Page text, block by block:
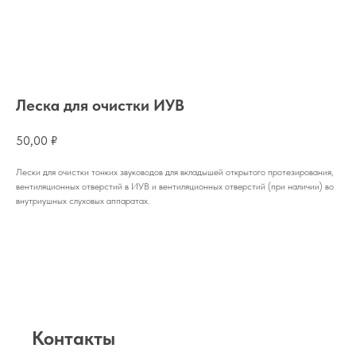
Леска для очистки ИУВ
50,00 ₽
Лески для очистки тонких звуководов для вкладышей открытого протезирования,
вентиляционных отверстий в ИУВ и вентиляционных отверстий (при наличии) во
внутриушных слуховых аппаратах.
Контакты